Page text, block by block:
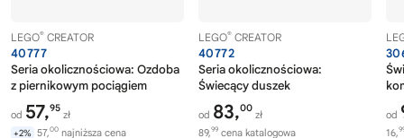
LEGO® CREATOR
40777
Seria okolicznościowa: Ozdoba
z piernikowym pociągiem
od 57,95
zł
+2% 57,00 najniższa cena
LEGO® CREATOR
40772
Seria okolicznościowa:
Świecący duszek
od 83,00
zł
89,99 cena katalogowa
od
16,